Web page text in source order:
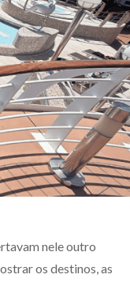
nele outro
os destinos, as